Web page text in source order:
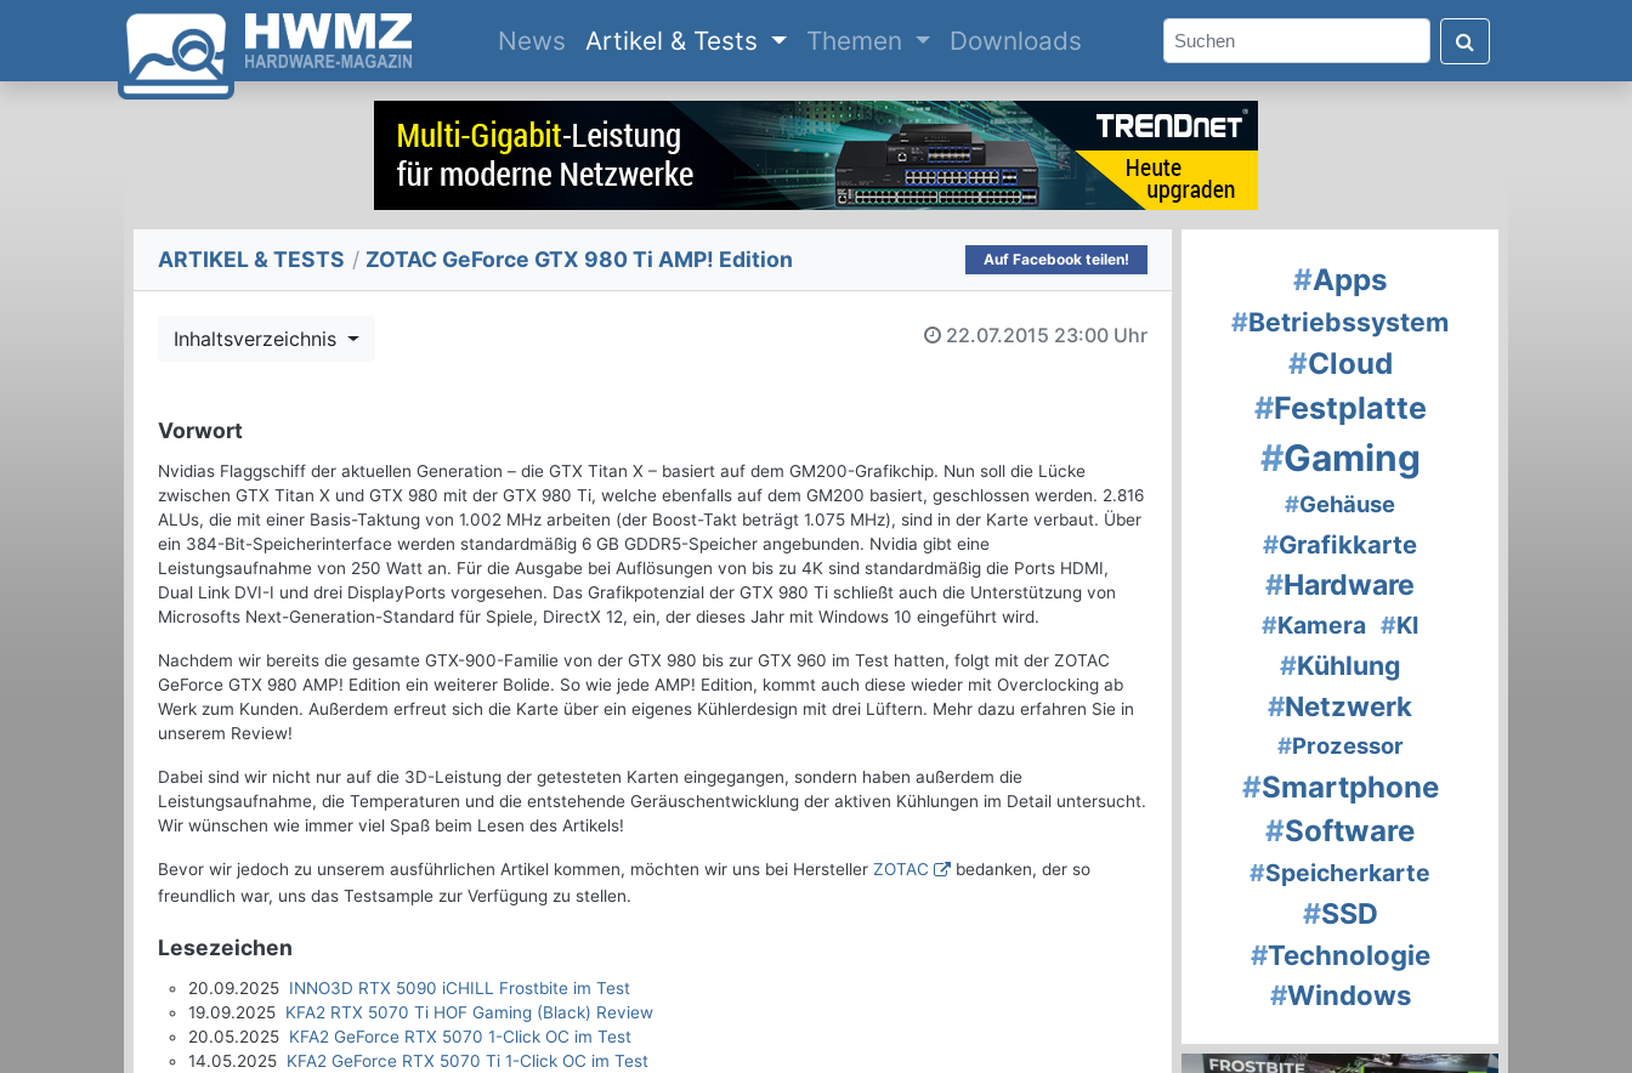
News(current)
Artikel & Tests Themen Downloads
ARTIKEL & TESTS / ZOTAC GeForce GTX 980 Ti AMP! Edition Auf Facebook teilen!
Inhaltsverzeichnis 22.07.2015 23:00 Uhr
Vorwort
Nvidias Flaggschiff der aktuellen Generation – die GTX Titan X – basiert auf dem GM200-Grafikchip. Nun soll die Lücke
zwischen GTX Titan X und GTX 980 mit der GTX 980 Ti, welche ebenfalls auf dem GM200 basiert, geschlossen werden. 2.816
ALUs, die mit einer Basis-Taktung von 1.002 MHz arbeiten (der Boost-Takt beträgt 1.075 MHz), sind in der Karte verbaut. Über
ein 384-Bit-Speicherinterface werden standardmäßig 6 GB GDDR5-Speicher angebunden. Nvidia gibt eine
Leistungsaufnahme von 250 Watt an. Für die Ausgabe bei Auflösungen von bis zu 4K sind standardmäßig die Ports HDMI,
Dual Link DVI-I und drei DisplayPorts vorgesehen. Das Grafikpotenzial der GTX 980 Ti schließt auch die Unterstützung von
Microsofts Next-Generation-Standard für Spiele, DirectX 12, ein, der dieses Jahr mit Windows 10 eingeführt wird.
Nachdem wir bereits die gesamte GTX-900-Familie von der GTX 980 bis zur GTX 960 im Test hatten, folgt mit der ZOTAC
GeForce GTX 980 AMP! Edition ein weiterer Bolide. So wie jede AMP! Edition, kommt auch diese wieder mit Overclocking ab
Werk zum Kunden. Außerdem erfreut sich die Karte über ein eigenes Kühlerdesign mit drei Lüftern. Mehr dazu erfahren Sie in
unserem Review!
Dabei sind wir nicht nur auf die 3D-Leistung der getesteten Karten eingegangen, sondern haben außerdem die
Leistungsaufnahme, die Temperaturen und die entstehende Geräuschentwicklung der aktiven Kühlungen im Detail untersucht.
Wir wünschen wie immer viel Spaß beim Lesen des Artikels!
Bevor wir jedoch zu unserem ausführlichen Artikel kommen, möchten wir uns bei Hersteller ZOTAC
bedanken, der so
freundlich war, uns das Testsample zur Verfügung zu stellen.
Lesezeichen
20.09.2025 INNO3D RTX 5090 iCHILL Frostbite im Test
19.09.2025 KFA2 RTX 5070 Ti HOF Gaming (Black) Review
20.05.2025 KFA2 GeForce RTX 5070 1-Click OC im Test
14.05.2025 KFA2 GeForce RTX 5070 Ti 1-Click OC im Test
#Apps
#Betriebssystem
#Cloud
#Festplatte
#Gaming
#Gehäuse
#Grafikkarte
#Hardware
#Kamera #KI
#Kühlung
#Netzwerk
#Prozessor
#Smartphone
#Software
#Speicherkarte
#SSD
#Technologie
#Windows